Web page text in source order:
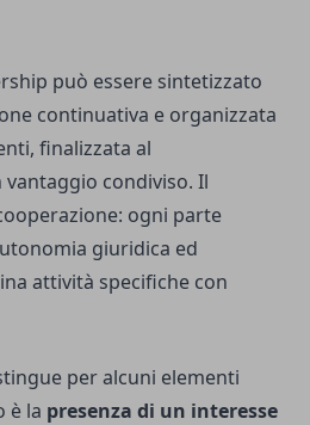
può essere sintetizzato
continuativa e organizzata
finalizzata al
condiviso. Il
ogni parte
giuridica ed
attività specifiche con
per alcuni elementi
è la presenza di un interesse